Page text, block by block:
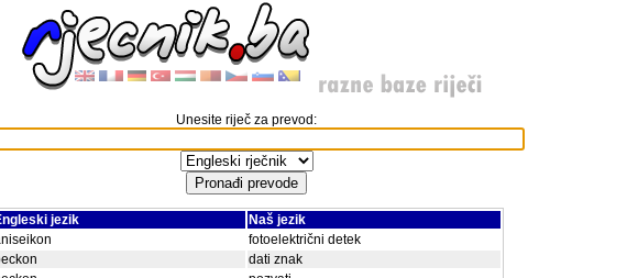
Unesite riječ za prevod:
jezik
Naš jezik
fotoelektrični detek
dati znak